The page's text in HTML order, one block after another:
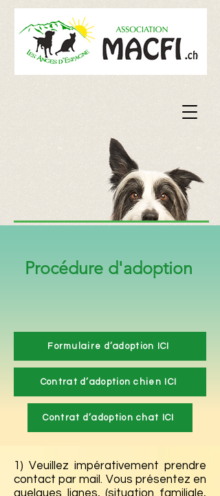
Procédure d'adoption
Formulaire d’adoption ICI
Contrat d’adoption chien ICI
Contrat d’adoption chat ICI
1) Veuillez impérativement prendre
contact par mail. Vous présentez en
quelques lignes, (situation familiale,